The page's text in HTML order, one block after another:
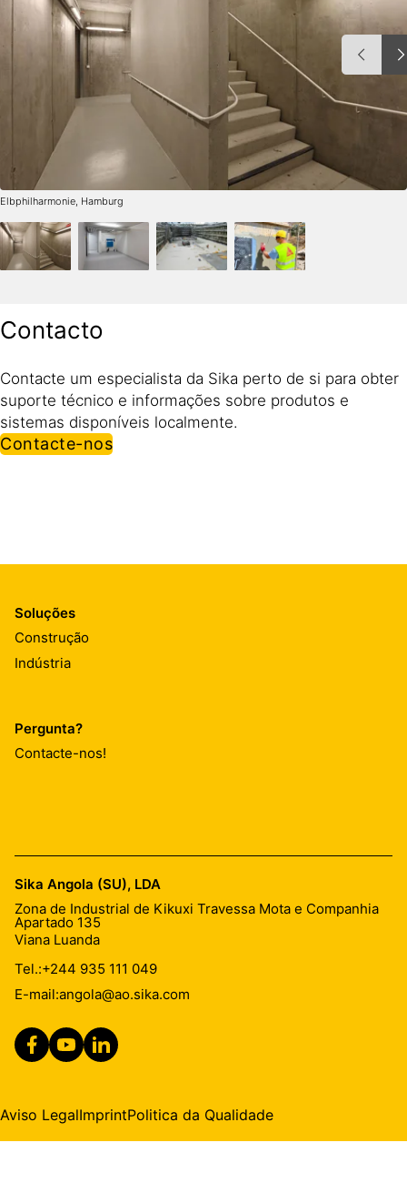
Elbphilharmonie, Hamburg
Contacto
Contacte um especialista da Sika perto de si para obter
suporte técnico e informações sobre produtos e
sistemas disponíveis localmente.
Contacte-nos
Soluções
Construção
Indústria
Pergunta?
Contacte-nos!
Sika Angola (SU), LDA
Zona de Industrial de Kikuxi Travessa Mota e Companhia
Apartado 135
Viana Luanda
Tel.:+244 935 111 049
E-mail:angola@ao.sika.com
Aviso LegalImprintPolitica da Qualidade